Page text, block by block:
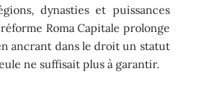
dynasties et puissances
Roma Capitale prolonge
ancrant dans le droit un statut
ne suffisait plus à garantir.